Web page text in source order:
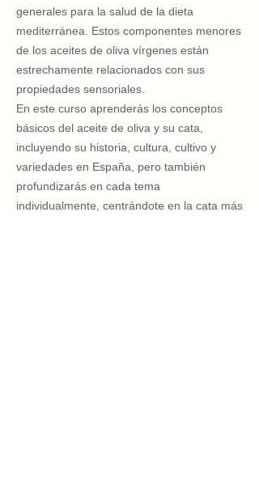
generales para la salud de la dieta
mediterránea. Estos componentes menores
de los aceites de oliva vírgenes están
estrechamente relacionados con sus
propiedades sensoriales.
En este curso aprenderás los conceptos
básicos del aceite de oliva y su cata,
incluyendo su historia, cultura, cultivo y
variedades en España, pero también
profundizarás en cada tema
individualmente, centrándote en la cata más